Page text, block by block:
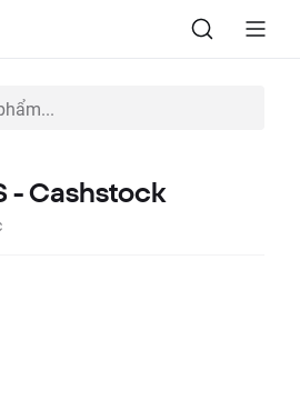
- Cashstock